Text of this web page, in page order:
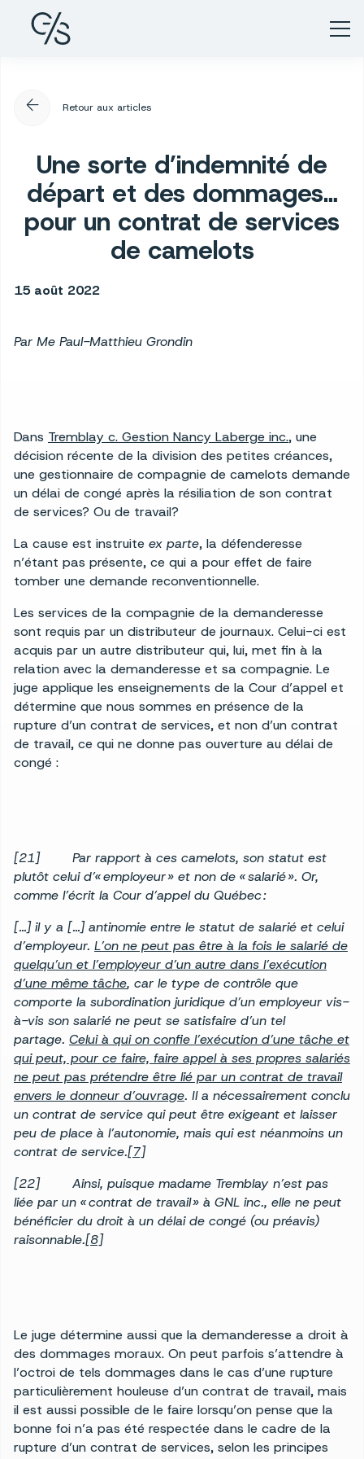
arrow_back Retour aux articles
Une sorte d’indemnité de
départ et des dommages…
pour un contrat de services
de camelots
15 août 2022
Par Me Paul-Matthieu Grondin
Dans Tremblay c. Gestion Nancy Laberge inc., une
décision récente de la division des petites créances,
une gestionnaire de compagnie de camelots demande
un délai de congé après la résiliation de son contrat
de services? Ou de travail?
La cause est instruite ex parte, la défenderesse
n’étant pas présente, ce qui a pour effet de faire
tomber une demande reconventionnelle.
Les services de la compagnie de la demanderesse
sont requis par un distributeur de journaux. Celui-ci est
acquis par un autre distributeur qui, lui, met fin à la
relation avec la demanderesse et sa compagnie. Le
juge applique les enseignements de la Cour d’appel et
détermine que nous sommes en présence de la
rupture d’un contrat de services, et non d’un contrat
de travail, ce qui ne donne pas ouverture au délai de
congé :
[21] Par rapport à ces camelots, son statut est
plutôt celui d’« employeur » et non de « salarié ». Or,
comme l’écrit la Cour d’appel du Québec :
[…] il y a […] antinomie entre le statut de salarié et celui
d’employeur. L’on ne peut pas être à la fois le salarié de
quelqu’un et l’employeur d’un autre dans l’exécution
d’une même tâche, car le type de contrôle que
comporte la subordination juridique d’un employeur vis-
à-vis son salarié ne peut se satisfaire d’un tel
partage. Celui à qui on confie l’exécution d’une tâche et
qui peut, pour ce faire, faire appel à ses propres salariés
ne peut pas prétendre être lié par un contrat de travail
envers le donneur d’ouvrage. Il a nécessairement conclu
un contrat de service qui peut être exigeant et laisser
peu de place à l’autonomie, mais qui est néanmoins un
contrat de service.[7]
[22] Ainsi, puisque madame Tremblay n’est pas
liée par un « contrat de travail » à GNL inc., elle ne peut
bénéficier du droit à un délai de congé (ou préavis)
raisonnable.[8]
Le juge détermine aussi que la demanderesse a droit à
des dommages moraux. On peut parfois s’attendre à
l’octroi de tels dommages dans le cas d’une rupture
particulièrement houleuse d’un contrat de travail, mais
il est aussi possible de le faire lorsqu’on pense que la
bonne foi n’a pas été respectée dans le cadre de la
rupture d’un contrat de services, selon les principes